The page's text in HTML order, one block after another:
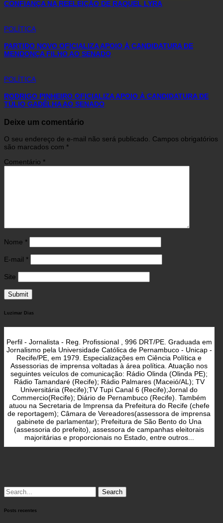
CONFIANÇA NA REELEIÇÃO DE RAQUEL LYRA
POLÍTICA
PARTIDO NOVO OFICIALIZA APOIO À CANDIDATURA DE
MENDONÇA FILHO AO SENADO
POLÍTICA
RODRIGO PINHEIRO OFICIALIZA APOIO À CANDIDATURA DE
TÚLIO GADÊLHA AO SENADO
Deixe um comentário
O seu endereço de e-mail não será publicado. Campos obrigatórios
são marcados com *
Comentário *
Nome *
E-mail *
Site
Luzimar Dias
Perfil - Jornalista - Reg. Profissional , 996 DRT/PE. Graduada em
Jornalismo pela Universidade Católica de Pernambuco - Unicap -
Recife/PE, em 1979. Especializações em Ciência Política e
Assessorias de imprensa voltadas à área política. Atuação nos
seguintes veículos de comunicação: Rádio Olinda (Olinda PE);
Rádio Tamandaré (Recife); Rádio Palmares (Maceió/AL); TV
Universitária (Recife);TV Tupi Canal 6 (Recife);Jornal do
Commercio(Recife); Diário de Pernambuco (Recife). Também
atuou na Secretaria de Imprensa da Prefeitura do Recife (chefe
de reportagem); Câmara de Vereadores(assessora de imprensa
gabinete de parlamentar); Prefeitura de São Bento do Una
(assessoria do prefeito), assessora de campanhas eleitorais
majoritárias e proporcionais no Estado, entre outros...
Search
for:
Posts recentes